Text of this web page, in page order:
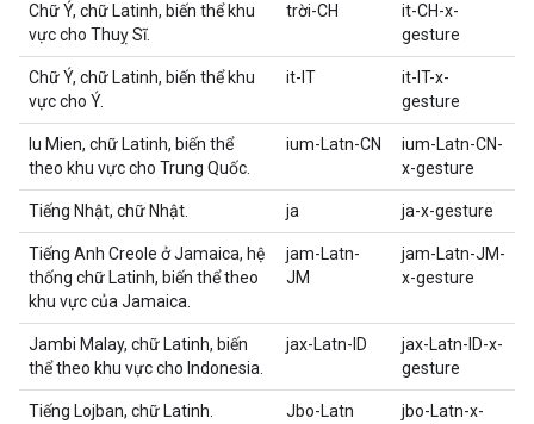
Chữ Ý, chữ Latinh, biến thể khu
vực cho Thuỵ Sĩ.
trời-CH
it-CH-x-
gesture
Chữ Ý, chữ Latinh, biến thể khu
vực cho Ý.
it-IT
it-IT-x-
gesture
Iu Mien, chữ Latinh, biến thể
theo khu vực cho Trung Quốc.
ium-Latn-CN
ium-Latn-CN-
x-gesture
Tiếng Nhật, chữ Nhật. ja ja-x-gesture
Tiếng Anh Creole ở Jamaica, hệ
thống chữ Latinh, biến thể theo
khu vực của Jamaica.
jam-Latn-
JM
jam-Latn-JM-
x-gesture
Jambi Malay, chữ Latinh, biến
thể theo khu vực cho Indonesia.
jax-Latn-ID
jax-Latn-ID-x-
gesture
Tiếng Lojban, chữ Latinh. Jbo-Latn
jbo-Latn-x-